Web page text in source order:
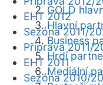
GOLD
Hlavní
Business
Hrdí
Mediální
EHT 2012
Sezóna 2011/
Příprava 2011/
EHT 2011
Sezóna 2010/